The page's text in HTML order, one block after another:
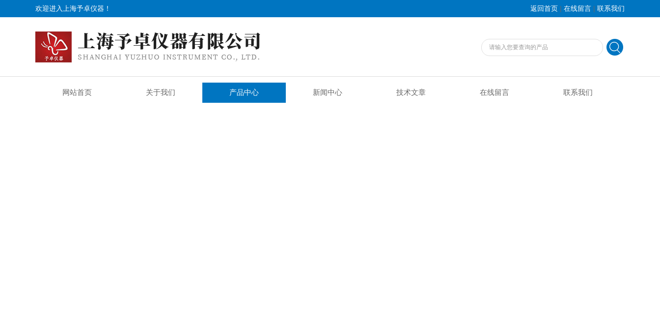
欢迎进入上海予卓仪器！ 返回首页 | 在线留言 | 联系我们
网站首页 关于我们 产品中心 新闻中心 技术文章 在线留言 联系我们